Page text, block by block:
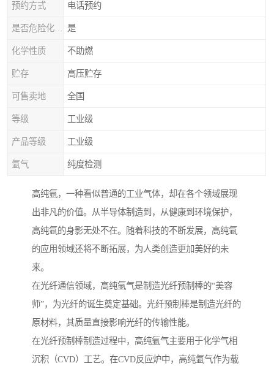
预约方式 电话预约
是
化学性质 不助燃
贮存 高压贮存
可售卖地 全国
等级 工业级
产品等级 工业级
氩气 纯度检测
高纯氩，一种看似普通的工业气体，却在各个领域展现
出非凡的价值。从半导体制造到，从健康到环境保护，
高纯氩的身影无处不在。随着科技的不断发展，高纯氩
的应用领域还将不断拓展，为人类创造更加美好的未
来。
在光纤通信领域，高纯氩气是制造光纤预制棒的“美容
师”，为光纤的诞生奠定基础。光纤预制棒是制造光纤的
原材料，其质量直接影响光纤的传输性能。
在光纤预制棒制造过程中，高纯氩气主要用于化学气相
沉积（CVD）工艺。在CVD反应炉中，高纯氩气作为载